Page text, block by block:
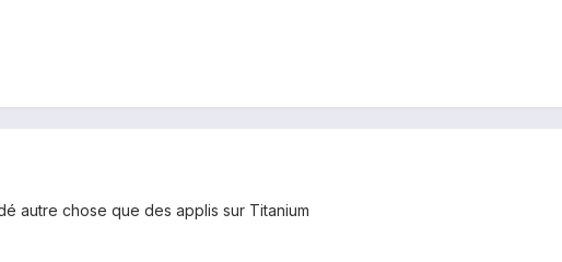
autre chose que des applis sur Titanium